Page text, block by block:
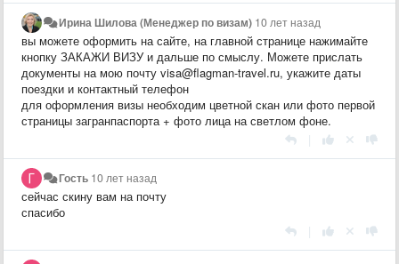
Ирина Шилова (Менеджер по визам) 10 лет назад
вы можете оформить на сайте, на главной странице нажимайте
кнопку ЗАКАЖИ ВИЗУ и дальше по смыслу. Можете прислать
документы на мою почту visa@flagman-travel.ru, укажите даты
поездки и контактный телефон
для оформления визы необходим цветной скан или фото первой
страницы загранпаспорта + фото лица на светлом фоне.
Гость 10 лет назад
сейчас скину вам на почту
спасибо